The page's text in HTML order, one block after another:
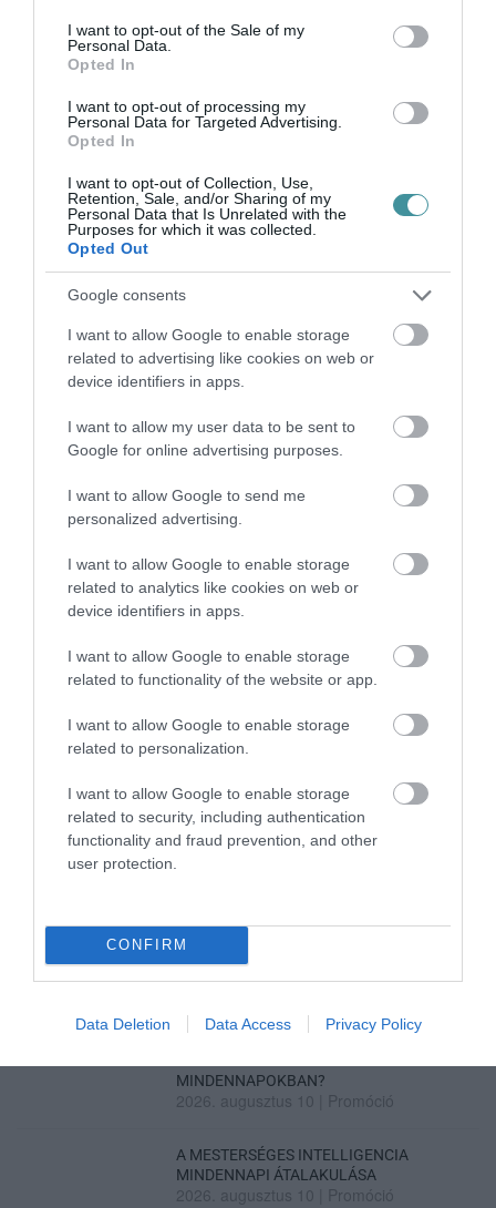
consent section.
I want to opt-out of the Sale of my
Personal Data.
Opted In
I want to opt-out of processing my
Personal Data for Targeted Advertising.
Opted In
I want to opt-out of Collection, Use,
Retention, Sale, and/or Sharing of my
Personal Data that Is Unrelated with the
Purposes for which it was collected.
Opted Out
Google consents
I want to allow Google to enable storage
related to advertising like cookies on web or
device identifiers in apps.
I want to allow my user data to be sent to
Google for online advertising purposes.
I want to allow Google to send me
personalized advertising.
I want to allow Google to enable storage
related to analytics like cookies on web or
device identifiers in apps.
I want to allow Google to enable storage
related to functionality of the website or app.
I want to allow Google to enable storage
related to personalization.
I want to allow Google to enable storage
related to security, including authentication
functionality and fraud prevention, and other
user protection.
CONFIRM
Data Deletion Data Access Privacy Policy
NESZE EGER, ITT A KORMÁNY KARÁCSONYI AJÁNDÉKA,
KÖSZÖND MEG SZÉPEN, HOGY BEFIZ...
A kormány nyilvánosságra hozta a jövő évi szolidaritási
Közlönyben megjelent, Nagy Márton miniszter által aláírt döntés
és benne tal...
TOVÁBB A CIKKHEZ
Ne maradjon le a legfrissebb hírekről, kövessen
bennünket az EGRI ÜGYEK Google Hírek oldalán!
Legfrissebb híreink
VIZET VISZNEK A VADAKNAK A BÜKK-
2026. augusztus 10|Zöld hírek
BLAHALOUISIANA KONCERTJÉT IS
LÁTHA...
2026. augusztus 10|Programok
MINDENNAPOKBAN?
2026. augusztus 10 Promóció
A MESTERSÉGES INTELLIGENCIA
MINDENNAPI ÁTALAKULÁSA
2026. augusztus 10 Promóció